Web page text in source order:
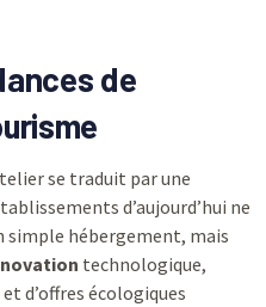
de
se traduit par une
d’aujourd’hui ne
hébergement, mais
technologique,
et d’offres écologiques